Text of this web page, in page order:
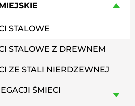
STALOWE
STALOWE Z DREWNEM
ZE STALI NIERDZEWNEJ
ŚMIECI